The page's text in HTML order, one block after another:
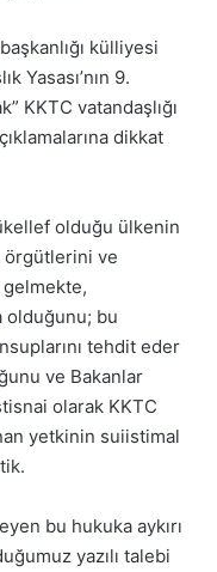
külliyesi
Yasası’nın 9.
KKTC vatandaşlığı
dikkat
olduğu ülkenin
örgütlerini ve
olduğunu; bu
tehdit eder
ve Bakanlar
olarak KKTC
yetkinin suiistimal
bu hukuka aykırı
yazılı talebi